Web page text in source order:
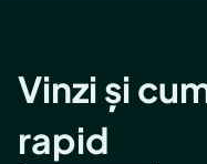
Vinzi și
rapid